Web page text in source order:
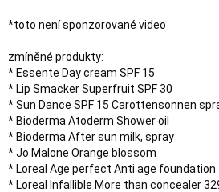
*toto není sponzorované video
zmíněné produkty:
* Essente Day cream SPF 15
* Lip Smacker Superfruit SPF 30
* Sun Dance SPF 15 Carottensonnen
* Bioderma Atoderm Shower oil
* Bioderma After sun milk, spray
* Jo Malone Orange blossom
* Loreal Age perfect Anti age foundation
* Loreal Infallible More than concealer